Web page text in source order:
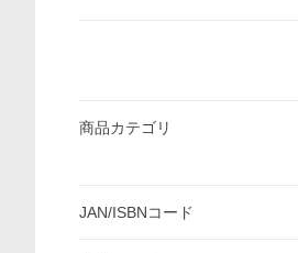
商品カテゴリ
JAN/ISBNコード